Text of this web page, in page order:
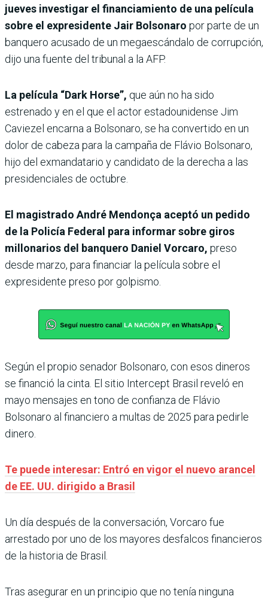
jueves investigar el financiamiento de una película
sobre el expresidente Jair Bolsonaro por parte de un
banquero acusado de un megaescándalo de corrupción,
dijo una fuente del tribunal a la AFP.
La película “Dark Horse”, que aún no ha sido
estrenado y en el que el actor estadounidense Jim
Caviezel encarna a Bolsonaro, se ha convertido en un
dolor de cabeza para la campaña de Flávio Bolsonaro,
hijo del exmandatario y candidato de la derecha a las
presidenciales de octubre.
El magistrado André Mendonça aceptó un pedido
de la Policía Federal para informar sobre giros
millonarios del banquero Daniel Vorcaro, preso
desde marzo, para financiar la película sobre el
expresidente preso por golpismo.
Según el propio senador Bolsonaro, con esos dineros
se financió la cinta. El sitio Intercept Brasil reveló en
mayo mensajes en tono de confianza de Flávio
Bolsonaro al financiero a multas de 2025 para pedirle
dinero.
Te puede interesar: Entró en vigor el nuevo arancel
de EE. UU. dirigido a Brasil
Un día después de la conversación, Vorcaro fue
arrestado por uno de los mayores desfalcos financieros
de la historia de Brasil.
Tras asegurar en un principio que no tenía ninguna